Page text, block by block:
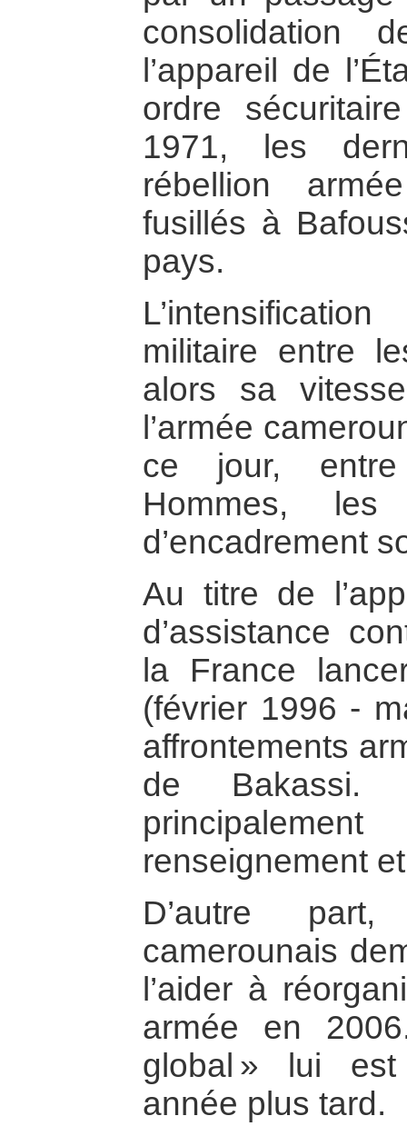
consolidation
l’appareil de
ordre
1971, les
rébellion
fusillés à
pays.
militaire entre
alors sa
l’armée
ce jour,
Hommes,
d’encadrement
Au titre de
d’assistance
la France
(février 1996 -
affrontements
de
renseignement
D’autre
camerounais
l’aider à
armée en
global » lui
année plus tard.